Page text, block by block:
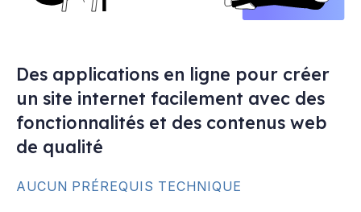
Des applications en ligne pour créer
un site internet facilement avec des
fonctionnalités et des contenus web
de qualité
AUCUN PRÉREQUIS TECHNIQUE